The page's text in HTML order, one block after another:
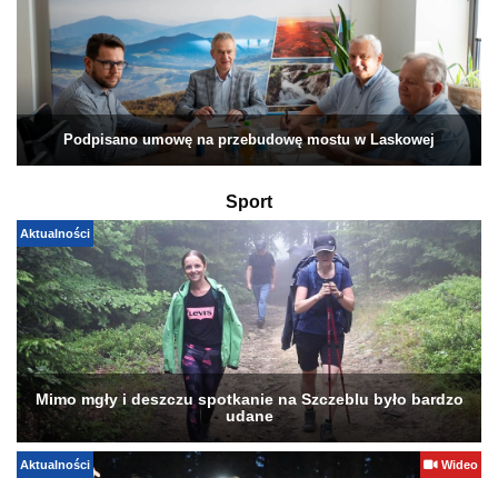
Podpisano umowę na przebudowę mostu w Laskowej
Sport
Aktualności
Mimo mgły i deszczu spotkanie na Szczeblu było bardzo
udane
Aktualności Wideo